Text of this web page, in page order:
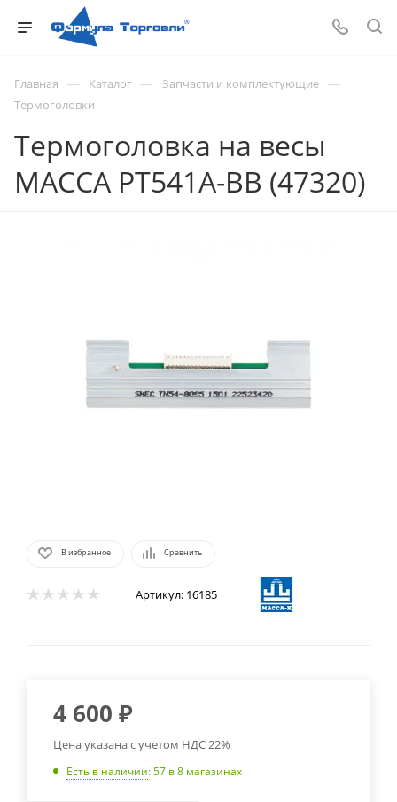
Главная — Каталог — Запчасти и комплектующие —
Термоголовки
Термоголовка на весы
МАССА PT541A-BB (47320)
В избранное Сравнить
Артикул: 16185
4 600 ₽
Цена указана с учетом НДС 22%
Есть в наличии: 57 в 8 магазинах